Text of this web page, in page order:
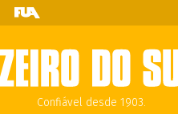
Confiável desde 1903.